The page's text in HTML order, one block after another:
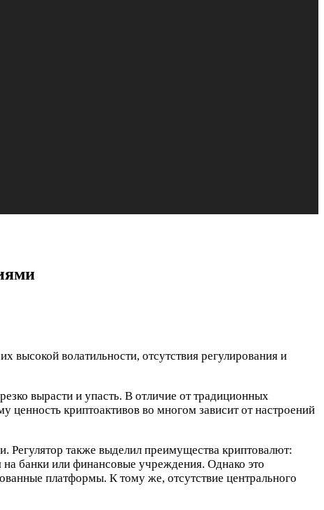
волатильности, отсутствия регулирования и
вырасти и упасть. В отличие от традиционных
ценность криптоактивов во многом зависит от настроений
Регулятор также выделил преимущества криптовалют:
на банки или финансовые учреждения. Однако это
платформы. К тому же, отсутствие центрального